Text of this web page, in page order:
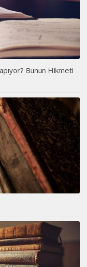
Bunun Hikmeti